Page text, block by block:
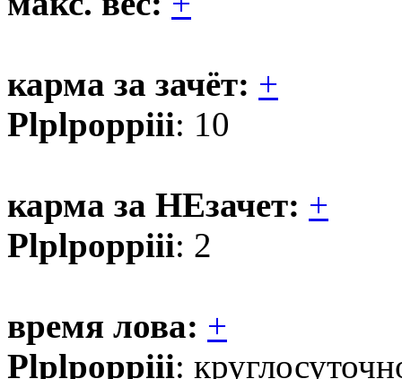
карма за зачёт: +
Plplpoppiii: 10
карма за НЕзачет: +
Plplpoppiii: 2
время лова: +
Plplpoppiii: